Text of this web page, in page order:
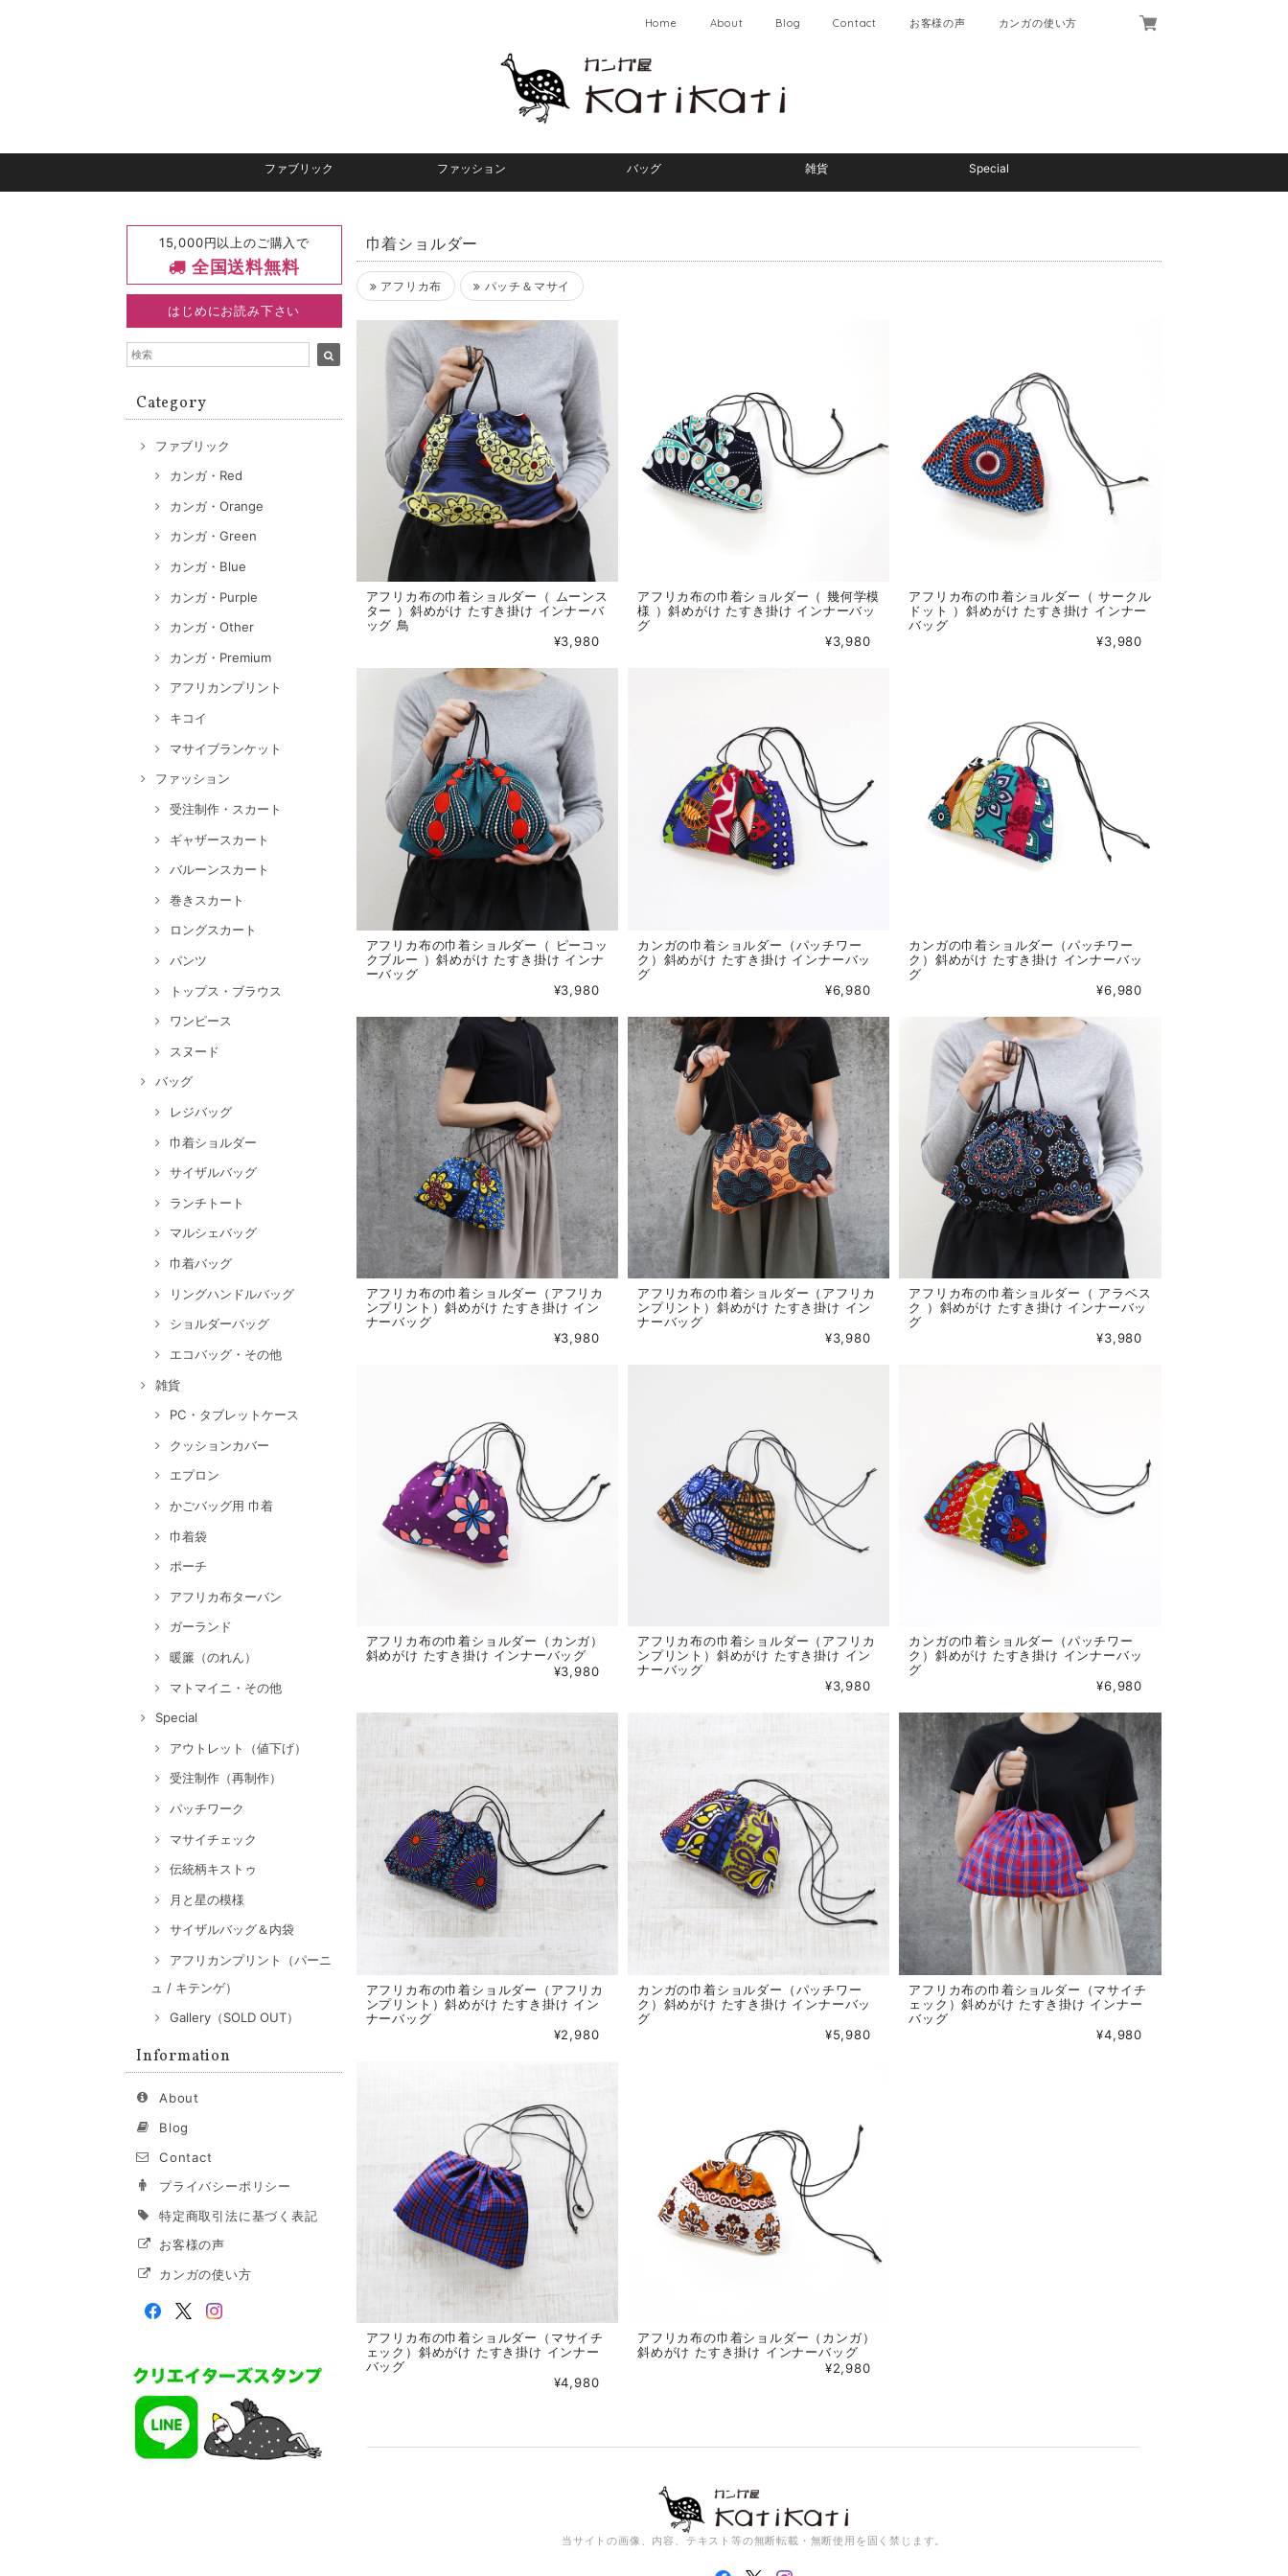
Home About Blog Contact お客様の声 カンガの使い方
ファブリック ファッション バッグ 雑貨 Special
15,000円以上のご購入で
全国送料無料
はじめにお読み下さい
Category
ファブリック
カンガ・Red
カンガ・Orange
カンガ・Green
カンガ・Blue
カンガ・Purple
カンガ・Other
カンガ・Premium
アフリカンプリント
キコイ
マサイブランケット
ファッション
受注制作・スカート
ギャザースカート
バルーンスカート
巻きスカート
ロングスカート
パンツ
トップス・ブラウス
ワンピース
スヌード
バッグ
レジバッグ
巾着ショルダー
サイザルバッグ
ランチトート
マルシェバッグ
巾着バッグ
リングハンドルバッグ
ショルダーバッグ
エコバッグ・その他
雑貨
PC・タブレットケース
クッションカバー
エプロン
かごバッグ用 巾着
巾着袋
ポーチ
アフリカ布ターバン
ガーランド
暖簾（のれん）
マトマイニ・その他
Special
アウトレット（値下げ）
受注制作（再制作）
パッチワーク
マサイチェック
伝統柄キストゥ
月と星の模様
サイザルバッグ＆内袋
アフリカンプリント（パーニ
ュ / キテンゲ）
Gallery（SOLD OUT）
Information
About
Blog
Contact
プライバシーポリシー
特定商取引法に基づく表記
お客様の声
カンガの使い方
巾着ショルダー
アフリカ布 パッチ＆マサイ
アフリカ布の巾着ショルダー（ ムーンス
ター ）斜めがけ たすき掛け インナーバ
ッグ 鳥
¥3,980
アフリカ布の巾着ショルダー（ 幾何学模
様 ）斜めがけ たすき掛け インナーバッ
グ
¥3,980
アフリカ布の巾着ショルダー（ サークル
ドット ）斜めがけ たすき掛け インナー
バッグ
¥3,980
アフリカ布の巾着ショルダー（ ピーコッ
クブルー ）斜めがけ たすき掛け インナ
ーバッグ
¥3,980
カンガの巾着ショルダー（パッチワー
ク）斜めがけ たすき掛け インナーバッ
グ
¥6,980
カンガの巾着ショルダー（パッチワー
ク）斜めがけ たすき掛け インナーバッ
グ
¥6,980
アフリカ布の巾着ショルダー（アフリカ
ンプリント）斜めがけ たすき掛け イン
ナーバッグ
¥3,980
アフリカ布の巾着ショルダー（アフリカ
ンプリント）斜めがけ たすき掛け イン
ナーバッグ
¥3,980
アフリカ布の巾着ショルダー（ アラベス
ク ）斜めがけ たすき掛け インナーバッ
グ
¥3,980
アフリカ布の巾着ショルダー（カンガ）
斜めがけ たすき掛け インナーバッグ
¥3,980
アフリカ布の巾着ショルダー（アフリカ
ンプリント）斜めがけ たすき掛け イン
ナーバッグ
¥3,980
カンガの巾着ショルダー（パッチワー
ク）斜めがけ たすき掛け インナーバッ
グ
¥6,980
アフリカ布の巾着ショルダー（アフリカ
ンプリント）斜めがけ たすき掛け イン
ナーバッグ
¥2,980
カンガの巾着ショルダー（パッチワー
ク）斜めがけ たすき掛け インナーバッ
グ
¥5,980
アフリカ布の巾着ショルダー（マサイチ
ェック）斜めがけ たすき掛け インナー
バッグ
¥4,980
アフリカ布の巾着ショルダー（マサイチ
ェック）斜めがけ たすき掛け インナー
バッグ
¥4,980
アフリカ布の巾着ショルダー（カンガ）
斜めがけ たすき掛け インナーバッグ
¥2,980
当サイトの画像、内容、テキスト等の無断転載・無断使用を固く禁じます。